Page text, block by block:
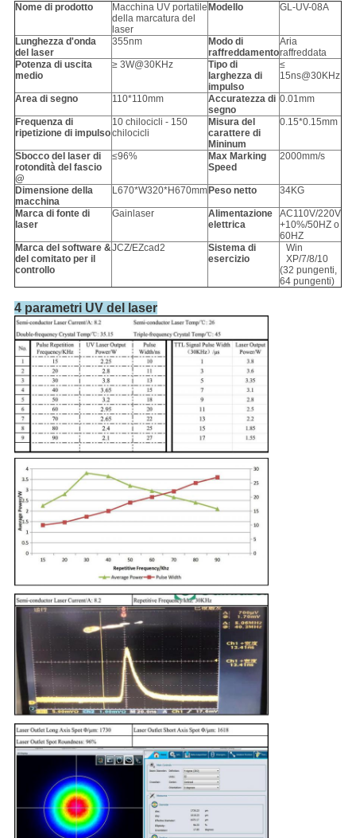
Nome di prodotto
Macchina UV portatile
della marcatura del
laser
Modello GL-UV-08A
Lunghezza d'onda
del laser
355nm
Modo di
raffreddamento
Aria
raffreddata
Potenza di uscita
medio
≥ 3W@30KHz
Tipo di
larghezza di
impulso
≤
15ns@30KHz
Area di segno 110*110mm
Accuratezza di
segno
0.01mm
Frequenza di
ripetizione di impulso
10 chilocicli - 150
chilocicli
Misura del
carattere di
Mininum
0.15*0.15mm
Sbocco del laser di
rotondità del fascio
@
≤96%
Max Marking
Speed
2000mm/s
Dimensione della
macchina
L670*W320*H670mmPeso netto 34KG
Marca di fonte di
laser
Gainlaser
Alimentazione
elettrica
AC110V/220V
+10%/50HZ o
60HZ
Marca del software &
del comitato per il
controllo
JCZ/EZcad2
Sistema di
esercizio
Win
XP/7/8/10
(32 pungenti,
64 pungenti)
4 parametri UV del laser